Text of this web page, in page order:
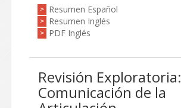
> Resumen Español
> Resumen Inglés
> PDF Inglés
Revisión Exploratoria:
Comunicación de la